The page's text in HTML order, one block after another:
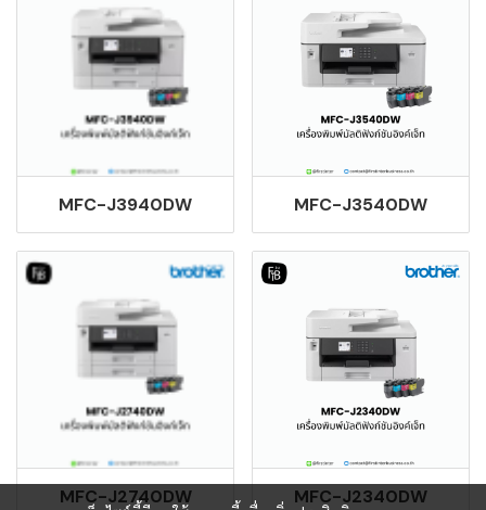
MFC-J3940DW MFC-J3540DW
MFC-J2740DW MFC-J2340DW